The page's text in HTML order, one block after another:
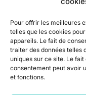
Pour offrir les meilleures
telles que les cookies
appareils. Le fait de
traiter des données telles
uniques sur ce site. Le
consentement peut avoir
et fonctions.